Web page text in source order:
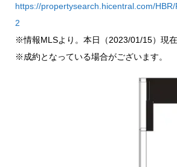
https://propertysearch.hicentral.com/
2
※情報MLSより。本日（2023/01/15）現在
※成約となっている場合がございます。